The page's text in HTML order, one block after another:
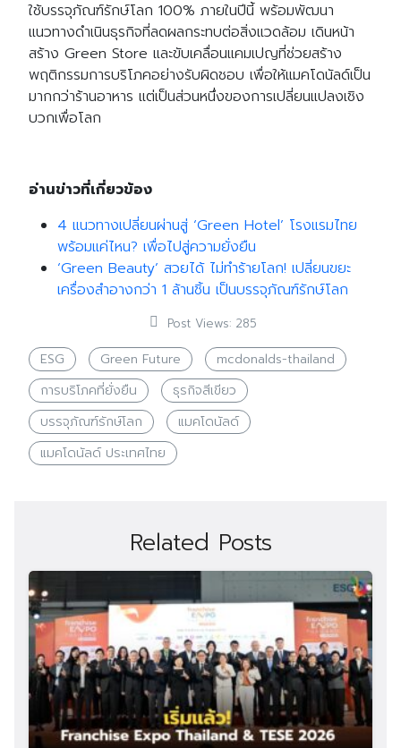
Search
for: Search
ใช้บรรจุภัณฑ์รักษ์โลก 100% ภายในปีนี้ พร้อมพัฒนา
แนวทางดำเนินธุรกิจที่ลดผลกระทบต่อสิ่งแวดล้อม เดินหน้า
สร้าง Green Store และขับเคลื่อนแคมเปญที่ช่วยสร้าง
พฤติกรรมการบริโภคอย่างรับผิดชอบ เพื่อให้แมคโดนัลด์เป็น
มากกว่าร้านอาหาร แต่เป็นส่วนหนึ่งของการเปลี่ยนแปลงเชิง
บวกเพื่อโลก
อ่านข่าวที่เกี่ยวข้อง
4 แนวทางเปลี่ยนผ่านสู่ ‘Green Hotel’ โรงแรมไทย
พร้อมแค่ไหน? เพื่อไปสู่ความยั่งยืน
‘Green Beauty’ สวยได้ ไม่ทำร้ายโลก! เปลี่ยนขยะ
เครื่องสำอางกว่า 1 ล้านชิ้น เป็นบรรจุภัณฑ์รักษ์โลก
Post Views: 285
ESG Green Future
mcdonalds-thailand
การบริโภคที่ยั่งยืน
ธุรกิจสีเขียว
บรรจุภัณฑ์รักษ์โลก
แมคโดนัลด์
แมคโดนัลด์ ประเทศไทย
Related Posts